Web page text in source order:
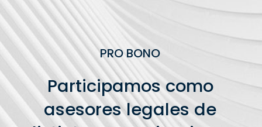
PRO BONO
Participamos como
asesores legales de